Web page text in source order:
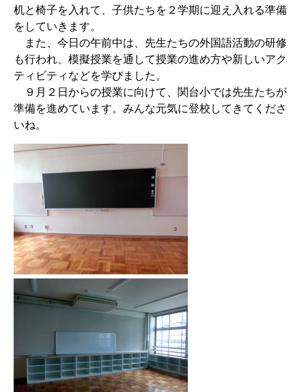
机と椅子を入れて、子供たちを２学期に迎え入れる準備
をしていきます。
また、今日の午前中は、先生たちの外国語活動の研修
も行われ、模擬授業を通して授業の進め方や新しいアク
ティビティなどを学びました。
９月２日からの授業に向けて、関台小では先生たちが
準備を進めています。みんな元気に登校してきてくださ
いね。